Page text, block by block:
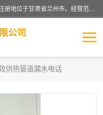
甘肃科探管道工程有限公司成立于2019年，注册地位于甘肃省兰州市。经营范围包括管道安装、清洗、疏通、维修、检测，防水工程，工程钻孔，化粪池清理，暖气安装，给排水管道安装维修，室内外管道如消防、供水、供热管道漏水检测定位，室内外防水堵漏等。
公司
供热管道漏水电话